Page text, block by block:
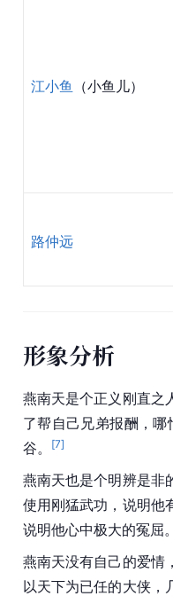
江小鱼 （小鱼儿）
路仲远
形象分析
燕南天是个正义刚直之
了帮自己兄弟报酬，
谷。
[7]
燕南天也是个明辨是非
使用刚猛武功，说明他
说明他心中极大的冤屈
燕南天没有自己的爱情
以天下为已任的大侠，